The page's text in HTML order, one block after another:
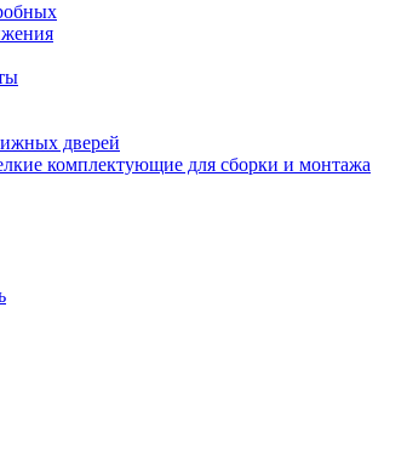
дверей
комплектующие для сборки и монтажа